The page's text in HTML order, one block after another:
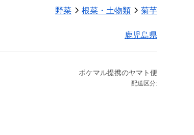
野菜 根菜・土物類 菊芋
鹿児島県
ポケマル提携のヤマト便
配送区分: